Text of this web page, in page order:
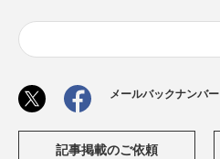
メールバックナンバー
記事掲載のご依頼